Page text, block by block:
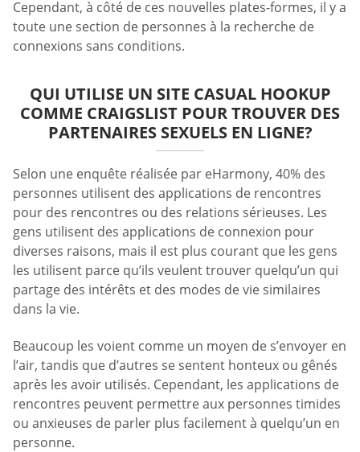
Cependant, à côté de ces nouvelles plates-formes, il y a
toute une section de personnes à la recherche de
connexions sans conditions.
QUI UTILISE UN SITE CASUAL HOOKUP
COMME CRAIGSLIST POUR TROUVER DES
PARTENAIRES SEXUELS EN LIGNE?
Selon une enquête réalisée par eHarmony, 40% des
personnes utilisent des applications de rencontres
pour des rencontres ou des relations sérieuses. Les
gens utilisent des applications de connexion pour
diverses raisons, mais il est plus courant que les gens
les utilisent parce qu’ils veulent trouver quelqu’un qui
partage des intérêts et des modes de vie similaires
dans la vie.
Beaucoup les voient comme un moyen de s’envoyer en
l’air, tandis que d’autres se sentent honteux ou gênés
après les avoir utilisés. Cependant, les applications de
rencontres peuvent permettre aux personnes timides
ou anxieuses de parler plus facilement à quelqu’un en
personne.